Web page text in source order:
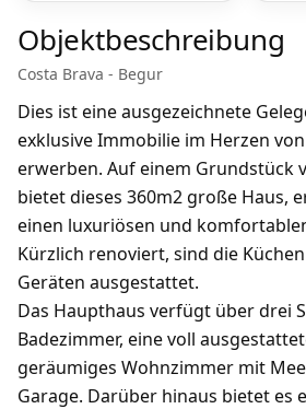
Objektbeschreibung
Costa Brava - Begur
Dies ist eine ausgezeichnete
exklusive Immobilie im Herzen
erwerben. Auf einem Grundstück
bietet dieses 360m2 große Haus,
einen luxuriösen und
Kürzlich renoviert, sind die
Geräten ausgestattet.
Das Haupthaus verfügt über drei
Badezimmer, eine voll
geräumiges Wohnzimmer mit
Garage. Darüber hinaus bietet es